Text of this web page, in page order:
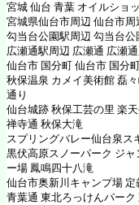
宮城 仙台 青葉 オイルショ
宮城県仙台市周辺 仙台市
勾当台公園駅周辺 勾当台
広瀬通駅周辺 広瀬通 広瀬
仙台市 国分町 仙台市 国分
秋保温泉 カメイ美術館 磊
通り
仙台城跡 秋保工芸の里 楽
禅寺通 秋保大滝
スプリングバレー仙台泉ス
黒伏高原スノーパーク ジ
ー場 鳳鳴四十八滝
仙台市奥新川キャンプ場
青葉通 東北ろっけんパー